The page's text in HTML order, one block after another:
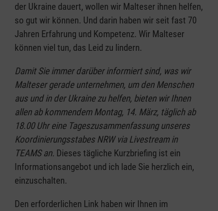
der Ukraine dauert, wollen wir Malteser ihnen helfen,
so gut wir können. Und darin haben wir seit fast 70
Jahren Erfahrung und Kompetenz. Wir Malteser
können viel tun, das Leid zu lindern.
Damit Sie immer darüber informiert sind, was wir
Malteser gerade unternehmen, um den Menschen
aus und in der Ukraine zu helfen, bieten wir Ihnen
allen ab kommendem Montag, 14. März, täglich ab
18.00 Uhr eine Tageszusammenfassung unseres
Koordinierungsstabes NRW via Livestream in
TEAMS an. Dieses tägliche Kurzbriefing ist ein
Informationsangebot und ich lade Sie herzlich ein,
einzuschalten.
Den erforderlichen Link haben wir Ihnen im